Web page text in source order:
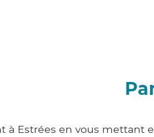
à Estrées en vous mettant